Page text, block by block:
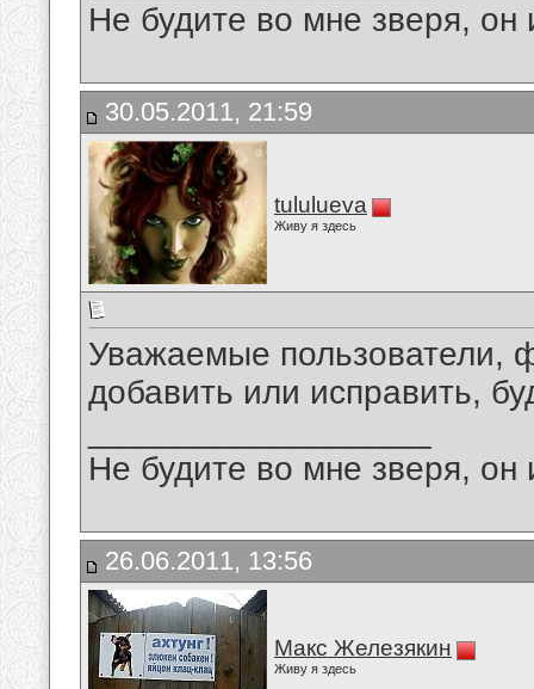
Не будите во мне зверя, он
30.05.2011, 21:59
tululueva
Живу я здесь
Уважаемые пользователи,
добавить или исправить,
Не будите во мне зверя, он
26.06.2011, 13:56
Макс Железякин
Живу я здесь